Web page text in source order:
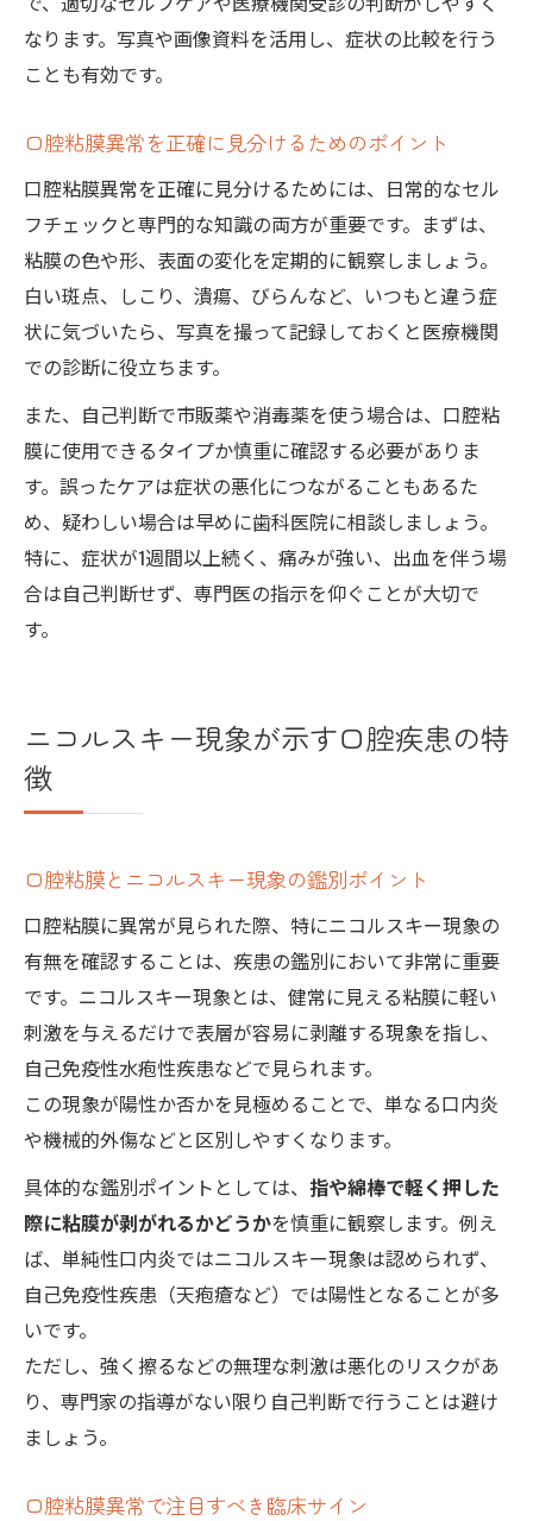
なります。写真や画像資料を活用し、症状の比較を行う
ことも有効です。
口腔粘膜異常を正確に見分けるためのポイント
口腔粘膜異常を正確に見分けるためには、日常的なセル
フチェックと専門的な知識の両方が重要です。まずは、
粘膜の色や形、表面の変化を定期的に観察しましょう。
白い斑点、しこり、潰瘍、びらんなど、いつもと違う症
状に気づいたら、写真を撮って記録しておくと医療機関
での診断に役立ちます。
また、自己判断で市販薬や消毒薬を使う場合は、口腔粘
膜に使用できるタイプか慎重に確認する必要がありま
す。誤ったケアは症状の悪化につながることもあるた
め、疑わしい場合は早めに歯科医院に相談しましょう。
特に、症状が1週間以上続く、痛みが強い、出血を伴う場
合は自己判断せず、専門医の指示を仰ぐことが大切で
す。
ニコルスキー現象が示す口腔疾患の特
徴
口腔粘膜とニコルスキー現象の鑑別ポイント
口腔粘膜に異常が見られた際、特にニコルスキー現象の
有無を確認することは、疾患の鑑別において非常に重要
です。ニコルスキー現象とは、健常に見える粘膜に軽い
刺激を与えるだけで表層が容易に剥離する現象を指し、
自己免疫性水疱性疾患などで見られます。
この現象が陽性か否かを見極めることで、単なる口内炎
や機械的外傷などと区別しやすくなります。
具体的な鑑別ポイントとしては、 指や綿棒で軽く押した
際に粘膜が剥がれるかどうかを慎重に観察します。例え
ば、単純性口内炎ではニコルスキー現象は認められず、
自己免疫性疾患（天疱瘡など）では陽性となることが多
いです。
ただし、強く擦るなどの無理な刺激は悪化のリスクがあ
り、専門家の指導がない限り自己判断で行うことは避け
ましょう。
口腔粘膜異常で注目すべき臨床サイン